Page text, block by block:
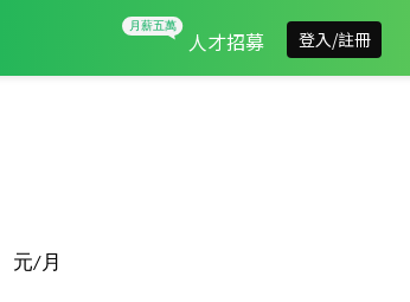
人才招募 登入/註冊
元/月